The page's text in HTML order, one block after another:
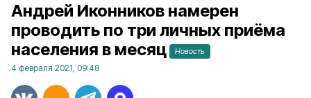
Андрей Иконников намерен
проводить по три личных приёма
населения в месяц
Новость
4 февраля 2021, 09:48